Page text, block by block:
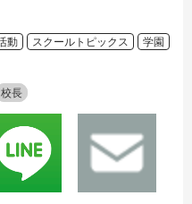
動 スクールトピックス
学園
校長